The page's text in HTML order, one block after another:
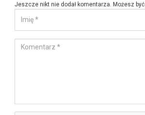
Jeszcze nikt nie dodał komentarza. Możesz